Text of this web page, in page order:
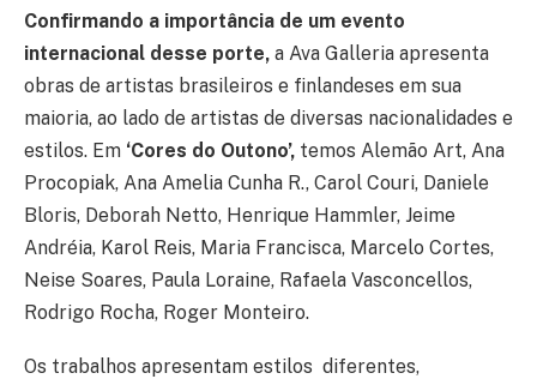
Confirmando a importância de um evento
internacional desse porte, a Ava Galleria apresenta
obras de artistas brasileiros e finlandeses em sua
maioria, ao lado de artistas de diversas nacionalidades e
estilos. Em ‘Cores do Outono’, temos Alemão Art, Ana
Procopiak, Ana Amelia Cunha R., Carol Couri, Daniele
Bloris, Deborah Netto, Henrique Hammler, Jeime
Andréia, Karol Reis, Maria Francisca, Marcelo Cortes,
Neise Soares, Paula Loraine, Rafaela Vasconcellos,
Rodrigo Rocha, Roger Monteiro.
Os trabalhos apresentam estilos diferentes,